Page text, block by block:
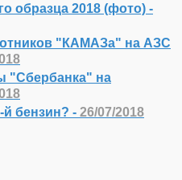
образца 2018 (фото) -
"КАМАЗа" на АЗС
"Сбербанка" на
й бензин? - 26/07/2018